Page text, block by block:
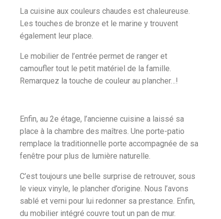
La cuisine aux couleurs chaudes est chaleureuse.
Les touches de bronze et le marine y trouvent
également leur place.
Le mobilier de l’entrée permet de ranger et
camoufler tout le petit matériel de la famille.
Remarquez la touche de couleur au plancher…!
Enfin, au 2e étage, l’ancienne cuisine a laissé sa
place à la chambre des maîtres. Une porte-patio
remplace la traditionnelle porte accompagnée de sa
fenêtre pour plus de lumière naturelle.
C’est toujours une belle surprise de retrouver, sous
le vieux vinyle, le plancher d’origine. Nous l’avons
sablé et verni pour lui redonner sa prestance. Enfin,
du mobilier intégré couvre tout un pan de mur.